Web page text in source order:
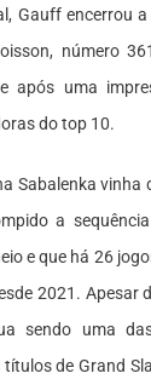
Gauff encerrou
número
após uma
do top 10.
Sabalenka vinha
a
e que há 26
2021. Apesar
sendo uma
de Grand